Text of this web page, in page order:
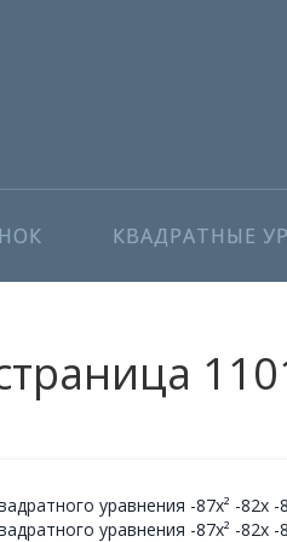
КВАДРАТНЫЕ
уравнения -87x² -82x -
уравнения -87x² -82x -